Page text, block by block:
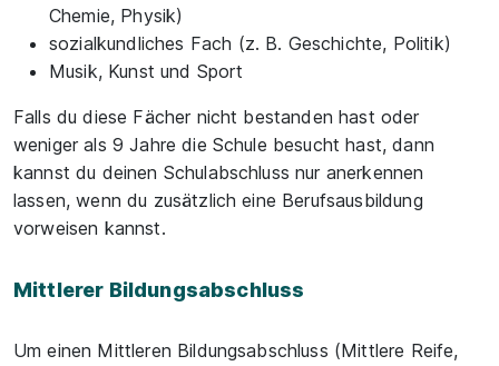
Chemie, Physik)
sozialkundliches Fach (z. B. Geschichte, Politik)
Musik, Kunst und Sport
Falls du diese Fächer nicht bestanden hast oder
weniger als 9 Jahre die Schule besucht hast, dann
kannst du deinen Schulabschluss nur anerkennen
lassen, wenn du zusätzlich eine Berufsausbildung
vorweisen kannst.
Mittlerer Bildungsabschluss
Um einen Mittleren Bildungsabschluss (Mittlere Reife,